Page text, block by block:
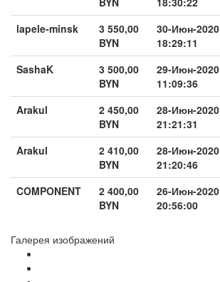
lapele-minsk
3 550,00
BYN
30-Июн-2020
18:29:11
SashaK
3 500,00
BYN
29-Июн-2020
11:09:36
Arakul
2 450,00
BYN
28-Июн-2020
21:21:31
Arakul
2 410,00
BYN
28-Июн-2020
21:20:46
COMPONENT
2 400,00
BYN
26-Июн-2020
20:56:00
Галерея изображений